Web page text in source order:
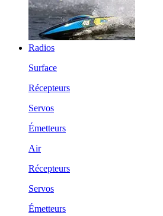
Radios
Surface
Récepteurs
Servos
Émetteurs
Air
Récepteurs
Servos
Émetteurs